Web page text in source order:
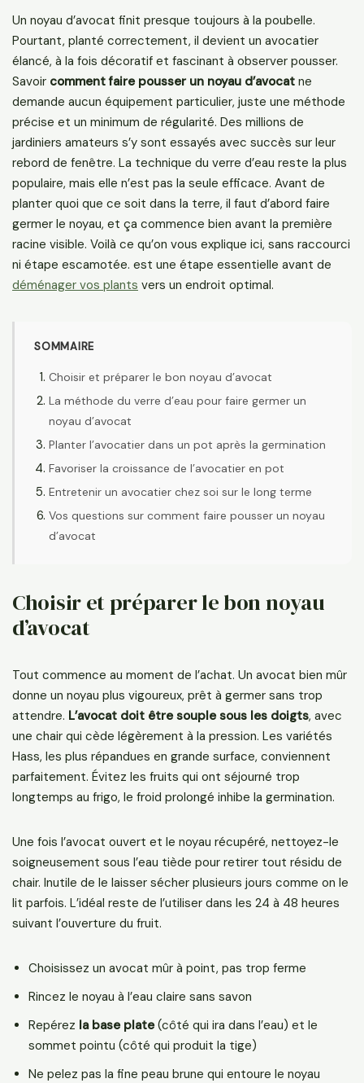
Un noyau d’avocat finit presque toujours à la poubelle.
Pourtant, planté correctement, il devient un avocatier
élancé, à la fois décoratif et fascinant à observer pousser.
Savoir comment faire pousser un noyau d’avocat ne
demande aucun équipement particulier, juste une méthode
précise et un minimum de régularité. Des millions de
jardiniers amateurs s’y sont essayés avec succès sur leur
rebord de fenêtre. La technique du verre d’eau reste la plus
populaire, mais elle n’est pas la seule efficace. Avant de
planter quoi que ce soit dans la terre, il faut d’abord faire
germer le noyau, et ça commence bien avant la première
racine visible. Voilà ce qu’on vous explique ici, sans raccourci
ni étape escamotée. est une étape essentielle avant de
déménager vos plants vers un endroit optimal.
SOMMAIRE
Choisir et préparer le bon noyau d’avocat
La méthode du verre d’eau pour faire germer un
noyau d’avocat
Planter l’avocatier dans un pot après la germination
Favoriser la croissance de l’avocatier en pot
Entretenir un avocatier chez soi sur le long terme
Vos questions sur comment faire pousser un noyau
d’avocat
Choisir et préparer le bon noyau
d’avocat
Tout commence au moment de l’achat. Un avocat bien mûr
donne un noyau plus vigoureux, prêt à germer sans trop
attendre. L’avocat doit être souple sous les doigts, avec
une chair qui cède légèrement à la pression. Les variétés
Hass, les plus répandues en grande surface, conviennent
parfaitement. Évitez les fruits qui ont séjourné trop
longtemps au frigo, le froid prolongé inhibe la germination.
Une fois l’avocat ouvert et le noyau récupéré, nettoyez-le
soigneusement sous l’eau tiède pour retirer tout résidu de
chair. Inutile de le laisser sécher plusieurs jours comme on le
lit parfois. L’idéal reste de l’utiliser dans les 24 à 48 heures
suivant l’ouverture du fruit.
Choisissez un avocat mûr à point, pas trop ferme
Rincez le noyau à l’eau claire sans savon
Repérez la base plate(côté qui ira dans l’eau) et le
sommet pointu (côté qui produit la tige)
Ne pelez pas la fine peau brune qui entoure le noyau